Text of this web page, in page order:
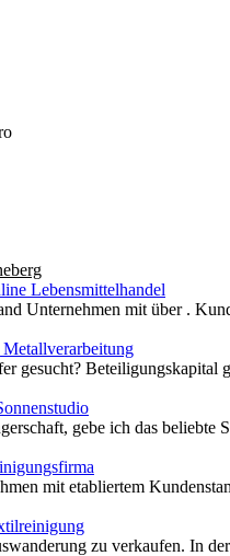
Lebensmittelhandel
Unternehmen mit über .
gesucht? Beteiligungskapital
gebe ich das beliebte
mit etabliertem
zu verkaufen. In